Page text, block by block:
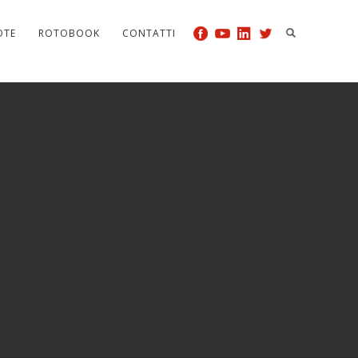
ROTOBOOK CONTATTI